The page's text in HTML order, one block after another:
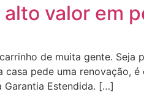
valor em
de muita gente. Seja
pede uma renovação,
Estendida. […]